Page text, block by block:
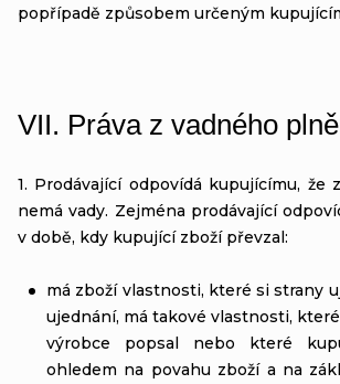
popřípadě způsobem určeným
VII. Práva z vadného
1. Prodávající odpovídá kupujícímu, že
nemá vady. Zejména prodávající
v době, kdy kupující zboží převzal:
má zboží vlastnosti, které si strany
ujednání, má takové vlastnosti,
výrobce popsal nebo které
ohledem na povahu zboží a na